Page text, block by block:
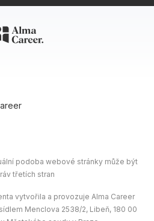
podoba webové stránky může být
třetích stran
vytvořila a provozuje Alma Career
Menclova 2538/2, Libeň, 180 00